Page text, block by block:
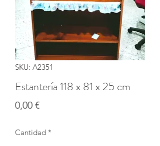
SKU: A2351
Estantería 118 x 81 x 25 cm
0,00 €Precio
Cantidad *